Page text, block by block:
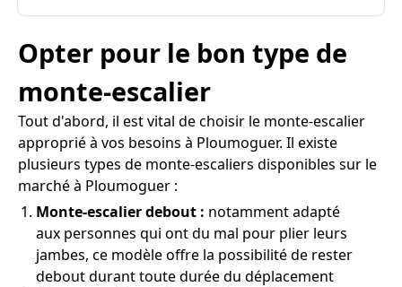
Opter pour le bon type de
monte-escalier
Tout d'abord, il est vital de choisir le monte-escalier
approprié à vos besoins à Ploumoguer. Il existe
plusieurs types de monte-escaliers disponibles sur le
marché à Ploumoguer :
Monte-escalier debout : notamment adapté
aux personnes qui ont du mal pour plier leurs
jambes, ce modèle offre la possibilité de rester
debout durant toute durée du déplacement